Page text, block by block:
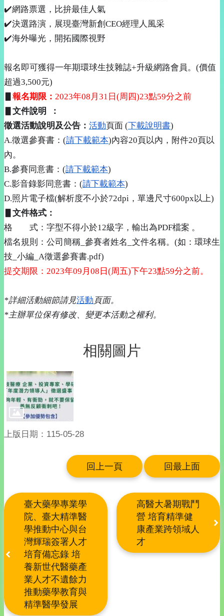
相
關
連
回
首
頁
網
站
導
覽
教
育
部
資
訊
安
全
隱
私
權
✔網路票選，比拚最佳人氣
✔決選路演，展現臺灣新創CEO經理人風采
✔海外曝光，開拓國際視野
報名即可獲得一年期環球生技雜誌+升級網路會員。 (價值
超過3,500元)
報名期限： 2023年08 月 31 日 (周四)23點59分之前
文件說明
：
徵選活動說明及公告： 活動頁面 (下載說明書)
A.徵選參賽書： (請下載範本)內容20頁以內，附件20頁以
內。
B.參賽同意書： (請下載範本)
C.影音錄影同意書： (請下載範本)
D.照片電子檔(解析度不小於72dpi ，單邊尺寸600px以上)
文件格式：
格 式：字型不得小於12級字，輸出為PDF檔案 。
檔名規則：公司簡稱 參賽者姓名 文件名稱。 (如：環球生
技 小編 _A徵選參賽書.pdf)
提交期限： 2023年09 月 08 日 (周五)下午23點59分之前。
*詳細活動細節請見活動 頁面。
*主辦單位保有修改、變更本活動之權利。
相關圖片
上版日期：115-05-28
回上一頁 回最上面
臺大藥學專業學
院、臺大精準醫
學推動中心與台
灣輝瑞簽署人才
培育備忘錄 培
養新世代醫藥產
業人才不遺餘力
推動藥學教育與
精準醫學發展
高醫大暑期戰鬥
營 培育精準健
康產業跨領域人
才